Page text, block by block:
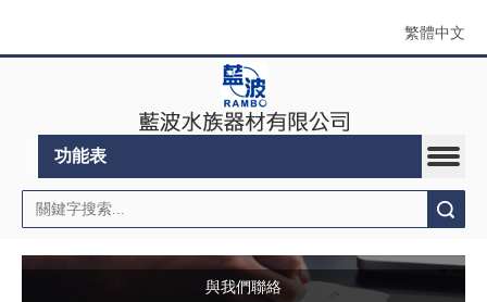
繁體中文
功能表
與我們聯絡